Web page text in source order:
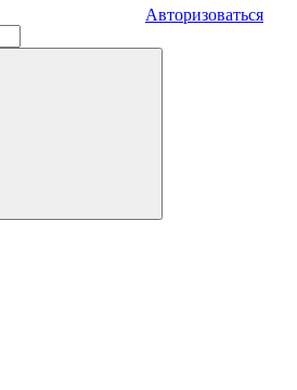
Авторизоваться